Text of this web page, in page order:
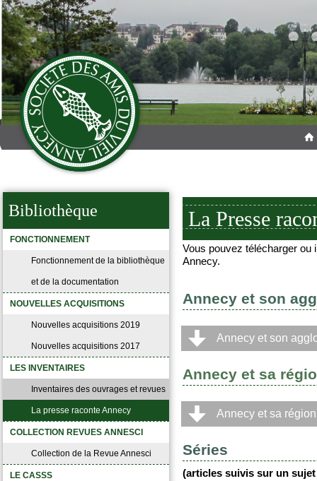
Bibliothèque
FONCTIONNEMENT
Fonctionnement de la bibliothèque
et de la documentation
NOUVELLES ACQUISITIONS
Nouvelles acquisitions 2019
Nouvelles acquisitions 2017
LES INVENTAIRES
Inventaires des ouvrages et revues
La presse raconte Annecy
COLLECTION REVUES ANNESCI
Collection de la Revue Annesci
LE CASSS
La Presse
Vous pouvez télécharger
Annecy.
Annecy et son
Annecy et son
Annecy et sa
Annecy et sa région
Séries
(articles suivis sur un